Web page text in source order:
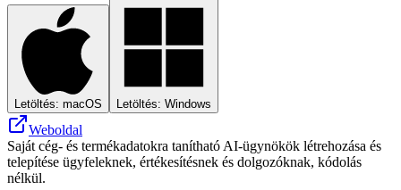
Letöltés: macOS Letöltés: Windows
Weboldal
Saját cég- és termékadatokra tanítható AI-ügynökök létrehozása és
telepítése ügyfeleknek, értékesítésnek és dolgozóknak, kódolás
nélkül.